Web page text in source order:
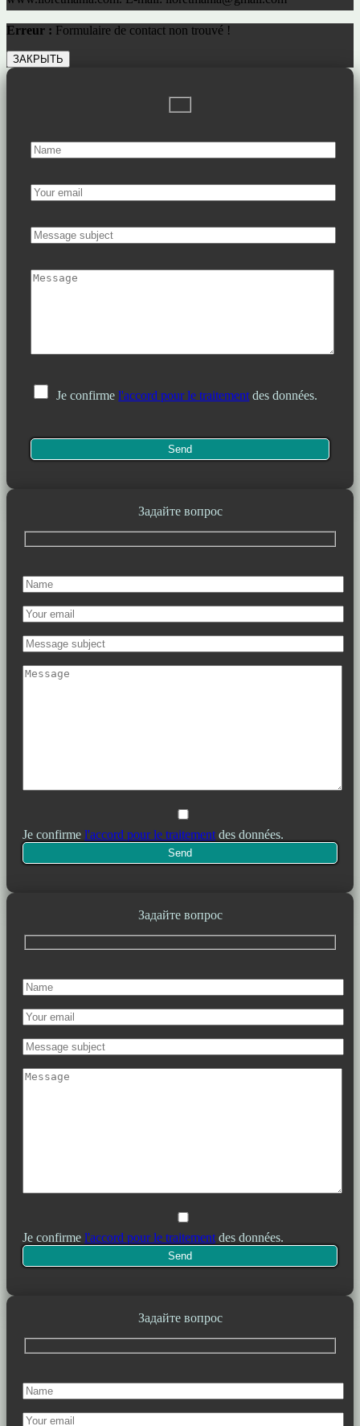
Erreur : Formulaire de contact non trouvé !
ЗАКРЫТЬ
Je confirmel'accord pour le traitement des données.
Задайте вопрос
Je confirme l'accord pour le traitement des données.
Задайте вопрос
Je confirme l'accord pour le traitement des données.
Задайте вопрос